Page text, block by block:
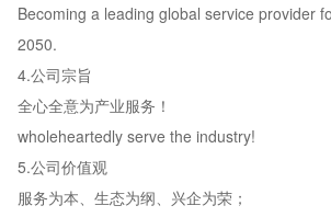
Becoming a leading global service provider
2050.
4.公司宗旨
全心全意为产业服务！
wholeheartedly serve the industry!
5.公司价值观
服务为本、生态为纲、兴企为荣；